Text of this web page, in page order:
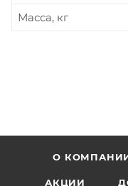
Масса, кг
О
АКЦИИ